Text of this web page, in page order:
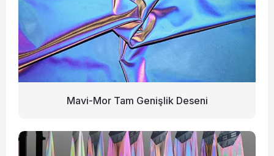
Mavi-Mor Tam Genişlik Deseni